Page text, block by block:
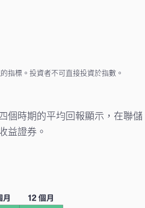
指標。投資者不可直接投資於指數。
個時期的平均回報顯示，在聯儲
益證券。